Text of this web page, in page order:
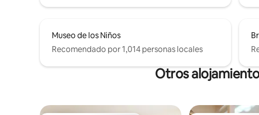
Museo de los Niños
Recomendado por 1,014 personas locales
Otros